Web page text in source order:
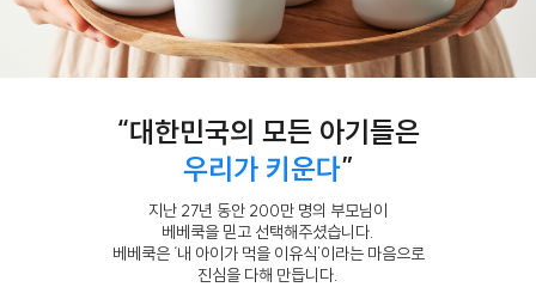
“대한민국의 모든 아기들은
우리가 키운다”
지난 27년 동안 200만 명의 부모님이
베베쿡을 믿고 선택해주셨습니다.
베베쿡은 ‘내 아이가 먹을 이유식’이라는 마음으로
진심을 다해 만듭니다.